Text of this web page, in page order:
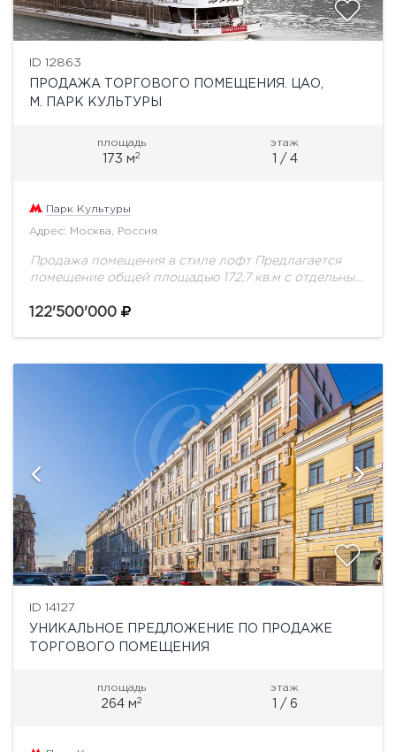
ID 12863
ПРОДАЖА ТОРГОВОГО ПОМЕЩЕНИЯ. ЦАО,
М. ПАРК КУЛЬТУРЫ
площадь
173 м2
этаж
1 / 4
Парк Культуры
Адрес: Москва, Россия
Продажа помещения в стиле лофт Предлагается
помещение общей площадью 172,7 кв.м с отдельным
лофте высота потолков составляет не меньше 3,5
122'500'000
ID 14127
УНИКАЛЬНОЕ ПРЕДЛОЖЕНИЕ ПО ПРОДАЖЕ
ТОРГОВОГО ПОМЕЩЕНИЯ
площадь
264 м2
этаж
1 / 6